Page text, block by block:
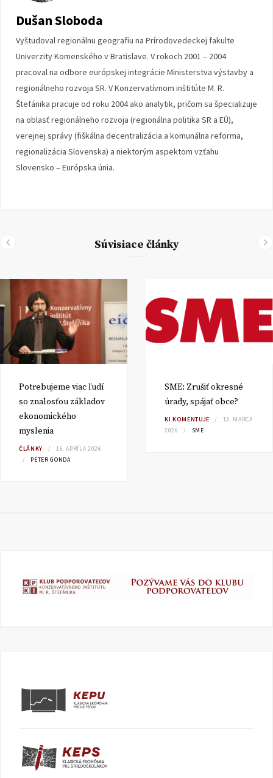
Dušan Sloboda
Vyštudoval regionálnu geografiu na Prírodovedeckej fakulte
Univerzity Komenského v Bratislave. V rokoch 2001 – 2004
pracoval na odbore európskej integrácie Ministerstva výstavby a
regionálneho rozvoja SR. V Konzervatívnom inštitúte M. R.
Štefánika pracuje od roku 2004 ako analytik, pričom sa špecializuje
na oblasť regionálneho rozvoja (regionálna politika SR a EÚ),
verejnej správy (fiškálna decentralizácia a komunálna reforma,
regionalizácia Slovenska) a niektorým aspektom vzťahu
Slovensko – Európska únia.
Súvisiace články
Potrebujeme viac ľudí
so znalosťou základov
ekonomického
myslenia
ČLÁNKY
16. APRÍLA 2026
PETER GONDA
SME: Zrušiť okresné
úrady, spájať obce?
KI KOMENTUJE
13. MARCA
2026
SME